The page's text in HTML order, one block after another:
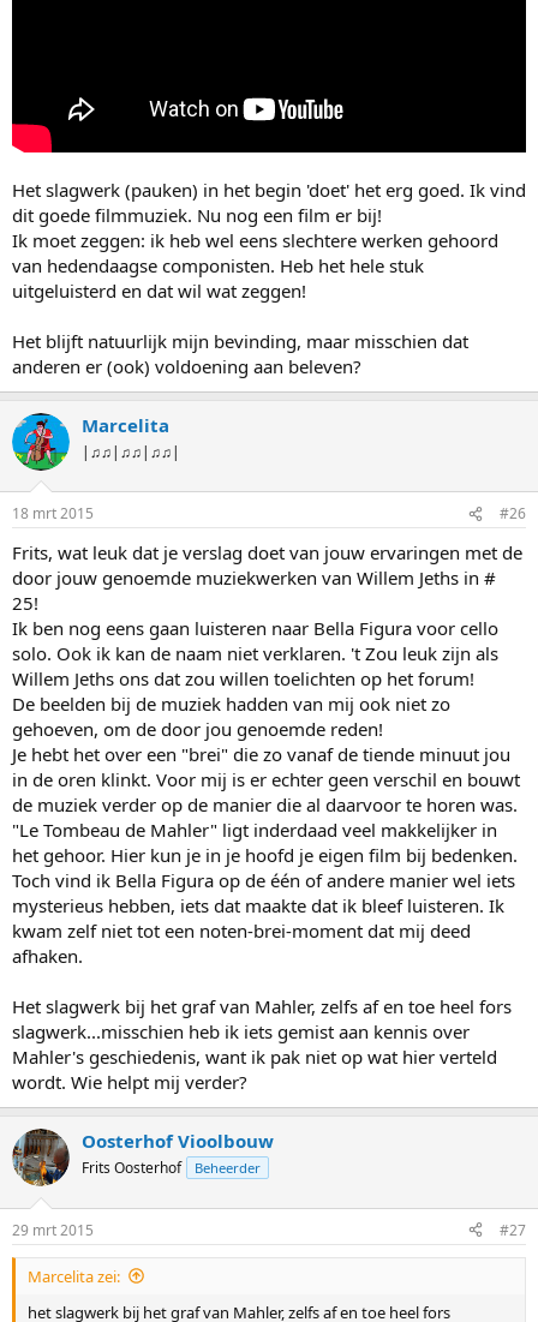
Het slagwerk (pauken) in het begin 'doet' het erg goed. Ik vind
dit goede filmmuziek. Nu nog een film er bij!
Ik moet zeggen: ik heb wel eens slechtere werken gehoord
van hedendaagse componisten. Heb het hele stuk
uitgeluisterd en dat wil wat zeggen!
Het blijft natuurlijk mijn bevinding, maar misschien dat
anderen er (ook) voldoening aan beleven?
Marcelita
|♫♫|♫♫|♫♫|
18 mrt 2015 #26
Frits, wat leuk dat je verslag doet van jouw ervaringen met de
door jouw genoemde muziekwerken van Willem Jeths in #
25!
Ik ben nog eens gaan luisteren naar Bella Figura voor cello
solo. Ook ik kan de naam niet verklaren. 't Zou leuk zijn als
Willem Jeths ons dat zou willen toelichten op het forum!
De beelden bij de muziek hadden van mij ook niet zo
gehoeven, om de door jou genoemde reden!
Je hebt het over een "brei" die zo vanaf de tiende minuut jou
in de oren klinkt. Voor mij is er echter geen verschil en bouwt
de muziek verder op de manier die al daarvoor te horen was.
"Le Tombeau de Mahler" ligt inderdaad veel makkelijker in
het gehoor. Hier kun je in je hoofd je eigen film bij bedenken.
Toch vind ik Bella Figura op de één of andere manier wel iets
mysterieus hebben, iets dat maakte dat ik bleef luisteren. Ik
kwam zelf niet tot een noten-brei-moment dat mij deed
afhaken.
Het slagwerk bij het graf van Mahler, zelfs af en toe heel fors
slagwerk...misschien heb ik iets gemist aan kennis over
Mahler's geschiedenis, want ik pak niet op wat hier verteld
wordt. Wie helpt mij verder?
Oosterhof Vioolbouw
Frits Oosterhof Beheerder
29 mrt 2015 #27
Marcelita zei:
het slagwerk bij het graf van Mahler, zelfs af en toe heel fors